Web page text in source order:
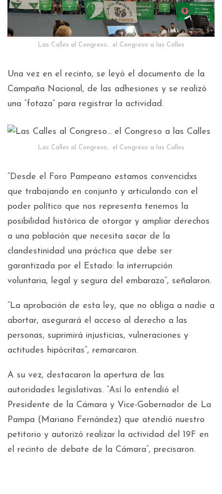
Las Calles al Congreso… el Congreso a las Calles
Una vez en el recinto, se leyó el documento de la
Campaña Nacional, de las adhesiones y se realizó
una “fotaza” para registrar la actividad.
Las Calles al Congreso… el Congreso a las Calles
“Desde el Foro Pampeano estamos convencidxs
que trabajando en conjunto y articulando con el
poder político que nos representa tenemos la
posibilidad histórica de otorgar y ampliar derechos
a una población que necesita sacar de la
clandestinidad una práctica que debe ser
garantizada por el Estado: la interrupción
voluntaria, legal y segura del embarazo”, señalaron.
“La aprobación de esta ley, que no obliga a nadie a
abortar, asegurará el acceso al derecho a las
personas, suprimirá injusticias, vulneraciones y
actitudes hipócritas”, remarcaron.
A su vez, destacaron la apertura de las
autoridades legislativas. “Así lo entendió el
Presidente de la Cámara y Vice-Gobernador de La
Pampa (Mariano Fernández) que atendió nuestro
petitorio y autorizó realizar la actividad del 19F en
el recinto de debate de la Cámara”, precisaron.